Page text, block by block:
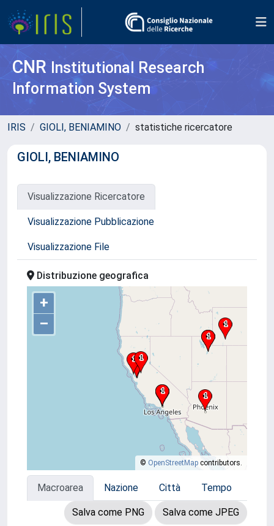
CNR Institutional Research
Information System
IRIS GIOLI, BENIAMINO statistiche ricercatore
GIOLI, BENIAMINO
Visualizzazione Ricercatore
Visualizzazione Pubblicazione
Visualizzazione File
Distribuzione geografica
+
–
© OpenStreetMap contributors.
Macroarea Nazione Città Tempo
Salva come PNG Salva come JPEG